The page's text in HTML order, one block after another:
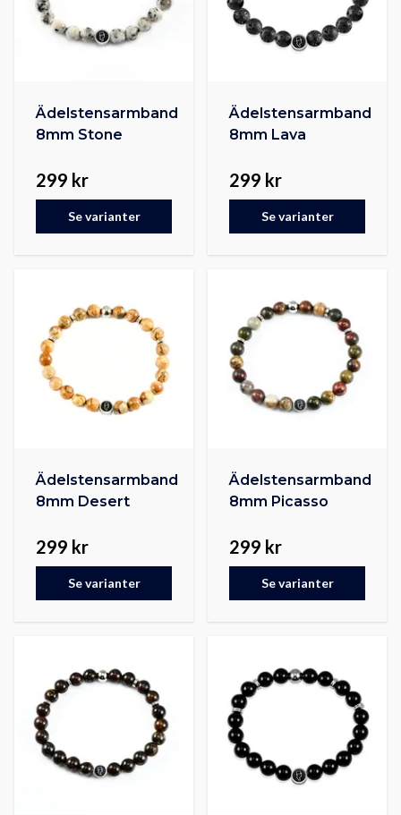
Ädelstensarmband
8mm Stone
299 kr
Se varianter
Ädelstensarmband
8mm Lava
299 kr
Se varianter
Ädelstensarmband
8mm Desert
299 kr
Se varianter
Ädelstensarmband
8mm Picasso
299 kr
Se varianter